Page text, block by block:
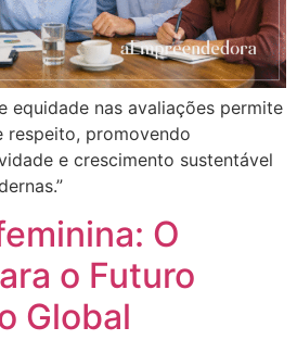
equidade nas avaliações permite
respeito, promovendo
e crescimento sustentável
O
o Futuro
Global